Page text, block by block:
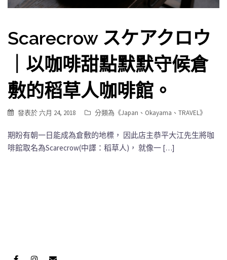
Scarecrow スケアクロウ
｜以咖啡甜點默默守候倉
敷的稻草人咖啡館。
發表於六月 24, 2018 分類為《Japan 、 Okayama 、 TRAVEL》
期盼有朝一日能成為倉敷的地標， 因此店主恭平大江先生將咖
啡館取名為Scarecrow(中譯：稻草人)， 就像一 […]